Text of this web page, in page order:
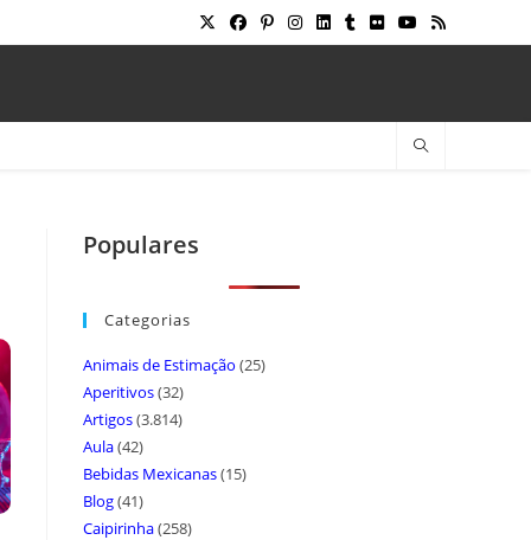
Populares
Categorias
Animais de Estimação (25)
Aperitivos(32)
Artigos(3.814)
Aula(42)
Bebidas Mexicanas(15)
Blog(41)
Caipirinha(258)